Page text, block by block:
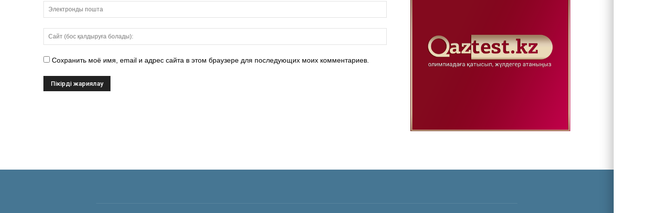
Сохранить моё имя, email и адрес сайта в этом браузере для последующих моих комментариев.